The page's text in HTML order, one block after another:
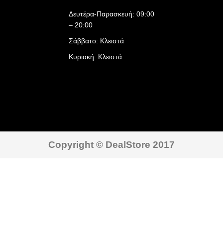
Δευτέρα-Παρασκευή: 09:00
– 20:00
Σάββατο: Κλειστά
Κυριακή: Κλειστά
Copyright © DealStore 2017